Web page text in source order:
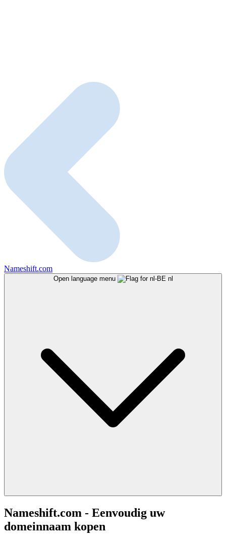
Nameshift.com
Open language menu nl
Nameshift.com - Eenvoudig uw
domeinnaam kopen